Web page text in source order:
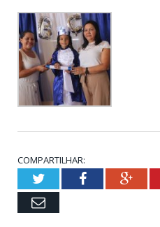
COMPARTILHAR:
TwitterFacebook
Email